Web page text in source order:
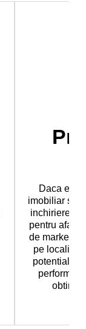
Daca esti
imobiliar
inchirierea
pentru
de
pe
potentiali si
obtineti